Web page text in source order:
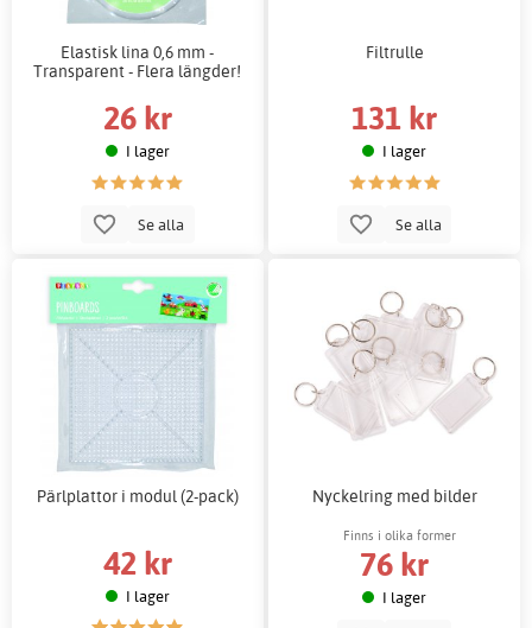
Elastisk lina 0,6 mm -
Transparent - Flera längder!
26 kr
I lager
Se alla
Filtrulle
131 kr
I lager
Se alla
Pärlplattor i modul (2-pack)
42 kr
I lager
Nyckelring med bilder
Finns i olika former
76 kr
I lager